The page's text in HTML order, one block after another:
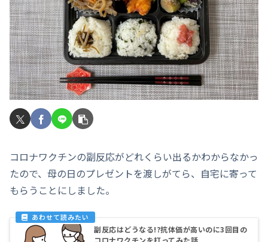
コロナワクチンの副反応がどれくらい出るかわからなかっ
たので、母の日のプレゼントを渡しがてら、自宅に寄って
もらうことにしました。
副反応はどうなる!?抗体価が高いのに3回目の